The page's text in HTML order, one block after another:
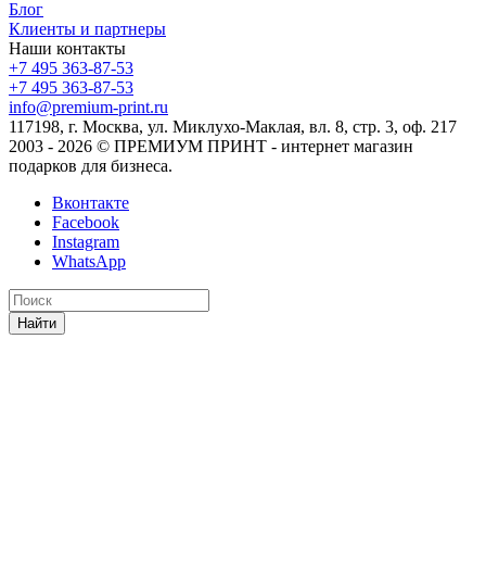
Блог
Клиенты и партнеры
Наши контакты
+7 495 363-87-53
+7 495 363-87-53
info@premium-print.ru
117198, г. Москва, ул. Миклухо-Маклая, вл. 8, стр. 3, оф. 217
2003 - 2026 © ПРЕМИУМ ПРИНТ - интернет магазин
подарков для бизнеса.
Вконтакте
Facebook
Instagram
WhatsApp
Найти